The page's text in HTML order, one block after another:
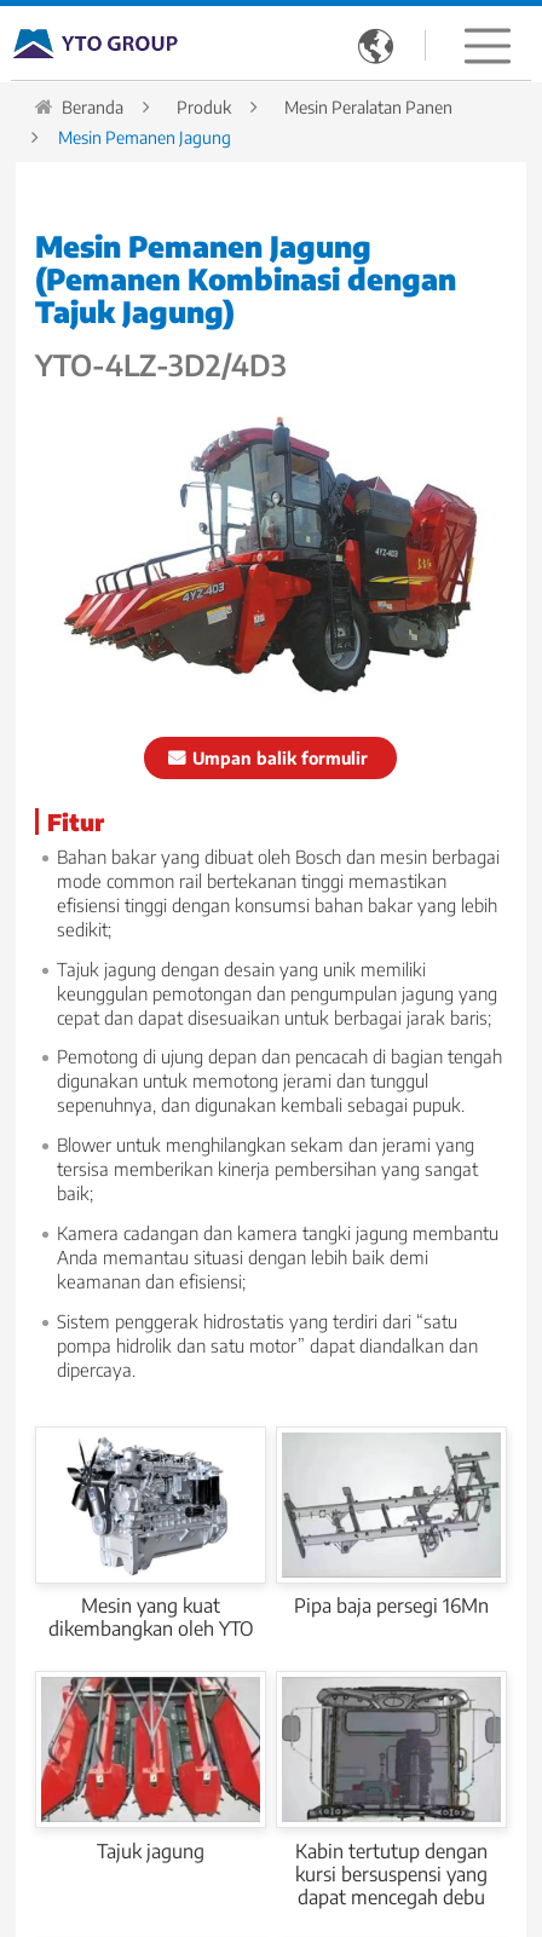

Beranda Produk
Mesin Peralatan Panen
Mesin Pemanen Jagung
Mesin Pemanen Jagung
(Pemanen Kombinasi dengan
Tajuk Jagung)
YTO-4LZ-3D2/4D3
Umpan balik formulir
Fitur
Bahan bakar yang dibuat oleh Bosch dan mesin berbagai
mode common rail bertekanan tinggi memastikan
efisiensi tinggi dengan konsumsi bahan bakar yang lebih
sedikit;
Tajuk jagung dengan desain yang unik memiliki
keunggulan pemotongan dan pengumpulan jagung yang
cepat dan dapat disesuaikan untuk berbagai jarak baris;
Pemotong di ujung depan dan pencacah di bagian tengah
digunakan untuk memotong jerami dan tunggul
sepenuhnya, dan digunakan kembali sebagai pupuk.
Blower untuk menghilangkan sekam dan jerami yang
tersisa memberikan kinerja pembersihan yang sangat
baik;
Kamera cadangan dan kamera tangki jagung membantu
Anda memantau situasi dengan lebih baik demi
keamanan dan efisiensi;
Sistem penggerak hidrostatis yang terdiri dari “satu
pompa hidrolik dan satu motor” dapat diandalkan dan
dipercaya.
Mesin yang kuat
dikembangkan oleh YTO
Pipa baja persegi 16Mn
Tajuk jagung
Kabin tertutup dengan
kursi bersuspensi yang
dapat mencegah debu